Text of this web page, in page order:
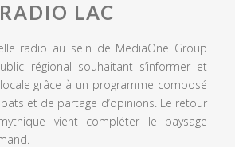
RADIO LAC
radio au sein de MediaOne Group
régional souhaitant s’informer et
grâce à un programme composé
et de partage d’opinions. Le retour
vient compléter le paysage